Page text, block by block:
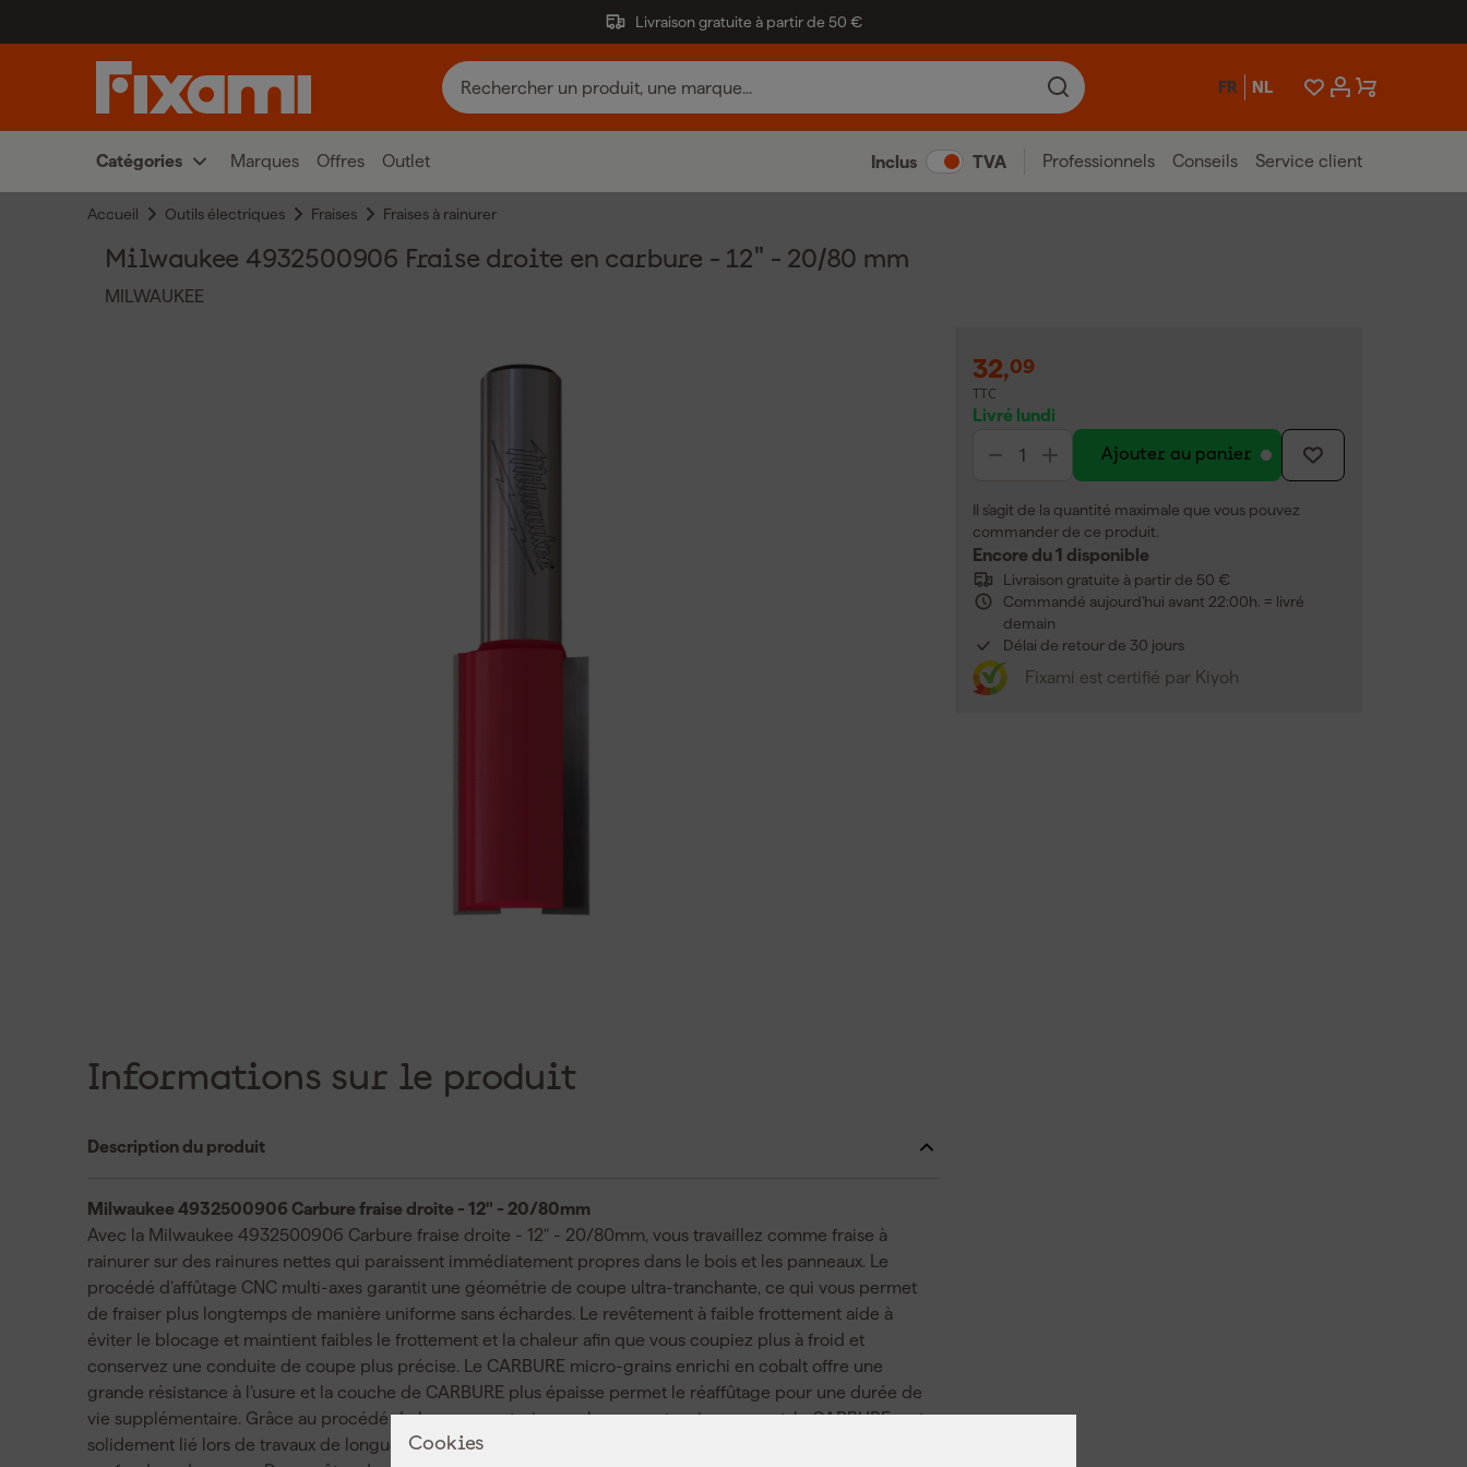
Livraison gratuite à partir de 50 €
FR NL
Catégories Marques Offres Outlet Inclus TVA Professionnels Conseils Service client
Accueil Outils électriques Fraises Fraises à rainurer
Cookies
Milwaukee 4932500906 Fraise droite en carbure - 12" - 20/80 mm
MILWAUKEE
32,09
TTC
Livré lundi
Ajouter au panier
Il s'agit de la quantité maximale que vous pouvez
commander de ce produit.
Encore du 1 disponible
Livraison gratuite à partir de 50 €
Commandé aujourd'hui avant 22:00h. = livré
demain
Délai de retour de 30 jours
Fixami est certifié par Kiyoh
Informations sur le produit
Description du produit
Milwaukee 4932500906 Carbure fraise droite - 12" - 20/80mm
Avec la Milwaukee 4932500906 Carbure fraise droite - 12" - 20/80mm, vous travaillez comme fraise à
rainurer sur des rainures nettes qui paraissent immédiatement propres dans le bois et les panneaux. Le
procédé d’affûtage CNC multi-axes garantit une géométrie de coupe ultra-tranchante, ce qui vous permet
de fraiser plus longtemps de manière uniforme sans échardes. Le revêtement à faible frottement aide à
éviter le blocage et maintient faibles le frottement et la chaleur afin que vous coupiez plus à froid et
conservez une conduite de coupe plus précise. Le CARBURE micro-grains enrichi en cobalt offre une
grande résistance à l’usure et la couche de CARBURE plus épaisse permet le réaffûtage pour une durée de
vie supplémentaire. Grâce au procédé de brasage en trois couches argent-cuivre-argent, le CARBURE reste
solidement lié lors de travaux de longue durée et l’épaule anti-rebond maintient mieux le contrôle de la